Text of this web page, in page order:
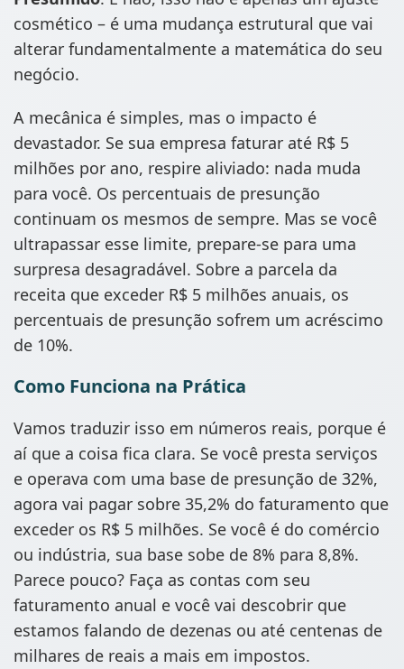
cosmético – é uma mudança estrutural que vai
alterar fundamentalmente a matemática do seu
negócio.
A mecânica é simples, mas o impacto é
devastador. Se sua empresa faturar até R$ 5
milhões por ano, respire aliviado: nada muda
para você. Os percentuais de presunção
continuam os mesmos de sempre. Mas se você
ultrapassar esse limite, prepare-se para uma
surpresa desagradável. Sobre a parcela da
receita que exceder R$ 5 milhões anuais, os
percentuais de presunção sofrem um acréscimo
de 10%.
Como Funciona na Prática
Vamos traduzir isso em números reais, porque é
aí que a coisa fica clara. Se você presta serviços
e operava com uma base de presunção de 32%,
agora vai pagar sobre 35,2% do faturamento que
exceder os R$ 5 milhões. Se você é do comércio
ou indústria, sua base sobe de 8% para 8,8%.
Parece pouco? Faça as contas com seu
faturamento anual e você vai descobrir que
estamos falando de dezenas ou até centenas de
milhares de reais a mais em impostos.